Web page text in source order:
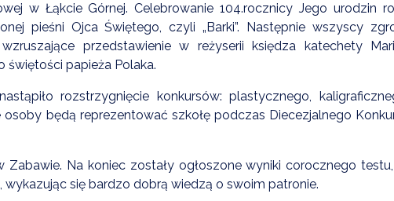
w Łąkcie Górnej. Celebrowanie 104.rocznicy Jego urodzin
pieśni Ojca Świętego, czyli „Barki”. Następnie wszyscy
przedstawienie w reżyserii księdza katechety
świętości papieża Polaka.
rozstrzygnięcie konkursów: plastycznego,
osoby będą reprezentować szkołę podczas Diecezjalnego
Zabawie. Na koniec zostały ogłoszone wyniki corocznego
się bardzo dobrą wiedzą o swoim patronie.